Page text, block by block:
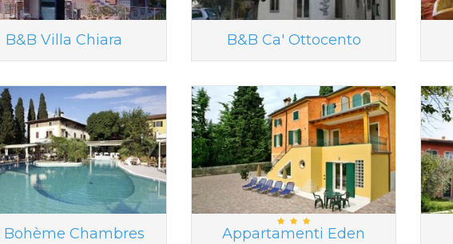
B&B Villa Chiara B&B Ca' Ottocento
Bohème Chambres Appartamenti Eden